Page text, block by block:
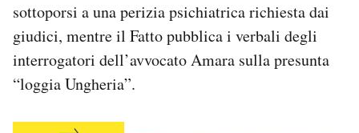
Area Personale
Newsletter
Notifiche mobile
Regala il Post
Esci
sottoporsi a una perizia psichiatrica richiesta dai
giudici, mentre il Fatto pubblica i verbali degli
interrogatori dell’avvocato Amara sulla presunta
“loggia Ungheria”.